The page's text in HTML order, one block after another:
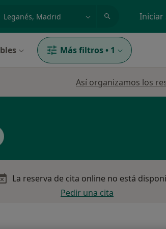
nombre
p. ej. Madrid Iniciar
Más filtros • 1
Así organizamos los
La reserva de cita online no está
Pedir una cita